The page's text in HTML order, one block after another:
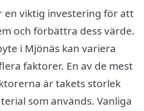
en viktig investering för att
och förbättra dess värde.
i Mjönäs kan variera
faktorer. En av de mest
är takets storlek
som används. Vanliga